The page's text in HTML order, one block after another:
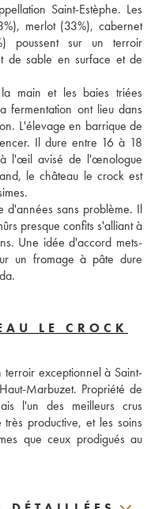
Saint-Estèphe. Les
merlot (33%), cabernet
poussent sur un terroir
de sable en surface et de
main et les baies triées
fermentation ont lieu dans
L'élevage en barrique de
Il dure entre 16 à 18
à l'œil avisé de l'œnologue
le château le crock est
d'années sans problème. Il
presque confits s'alliant à
Une idée d'accord mets-
un fromage à pâte dure
LE CROCK
terroir exceptionnel à Saint-
Marbuzet. Propriété de
l'un des meilleurs crus
productive, et les soins
que ceux prodigués au